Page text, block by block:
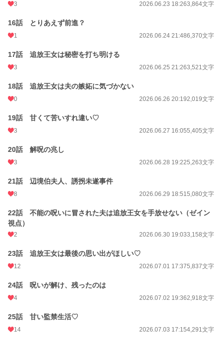
3 2026.06.23 18:263,864文字
16話 とりあえず前進？
1 2026.06.24 21:486,370文字
17話 追放王女は秘密を打ち明ける
3 2026.06.25 21:263,521文字
18話 追放王女は夫の嫉妬に気づかない
0 2026.06.26 20:192,019文字
19話 甘くて苦いすれ違い♡
3 2026.06.27 16:055,405文字
20話 解呪の兆し
3 2026.06.28 19:225,263文字
21話 辺境伯夫人、誘拐未遂事件
8 2026.06.29 18:515,080文字
22話 不能の呪いに冒された夫は追放王女を手放せない（ゼイン
視点）
2 2026.06.30 19:033,158文字
23話 追放王女は最後の思い出がほしい♡
12 2026.07.01 17:375,837文字
24話 呪いが解け、残ったのは
4 2026.07.02 19:362,918文字
25話 甘い監禁生活♡
14 2026.07.03 17:154,291文字